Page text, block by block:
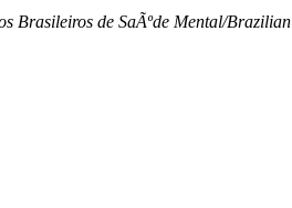
Brasileiros de SaÃºde Mental/